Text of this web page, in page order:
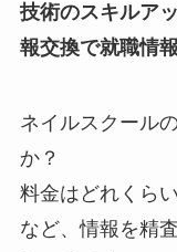
技術のスキルア
報交換で就職情
ネイルスクール
か？
料金はどれくら
など、情報を精